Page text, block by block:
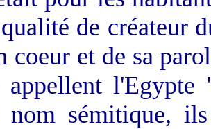
de créateur
coeur et de sa
appellent
nom sémitique,